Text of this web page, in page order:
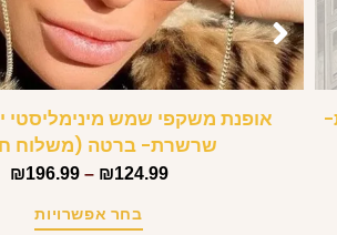
אופנת משקפי שמש מינימליסטי
שרשרת- ברטה (משלוח
₪124.99
–
₪196.99
בחר אפשרויות